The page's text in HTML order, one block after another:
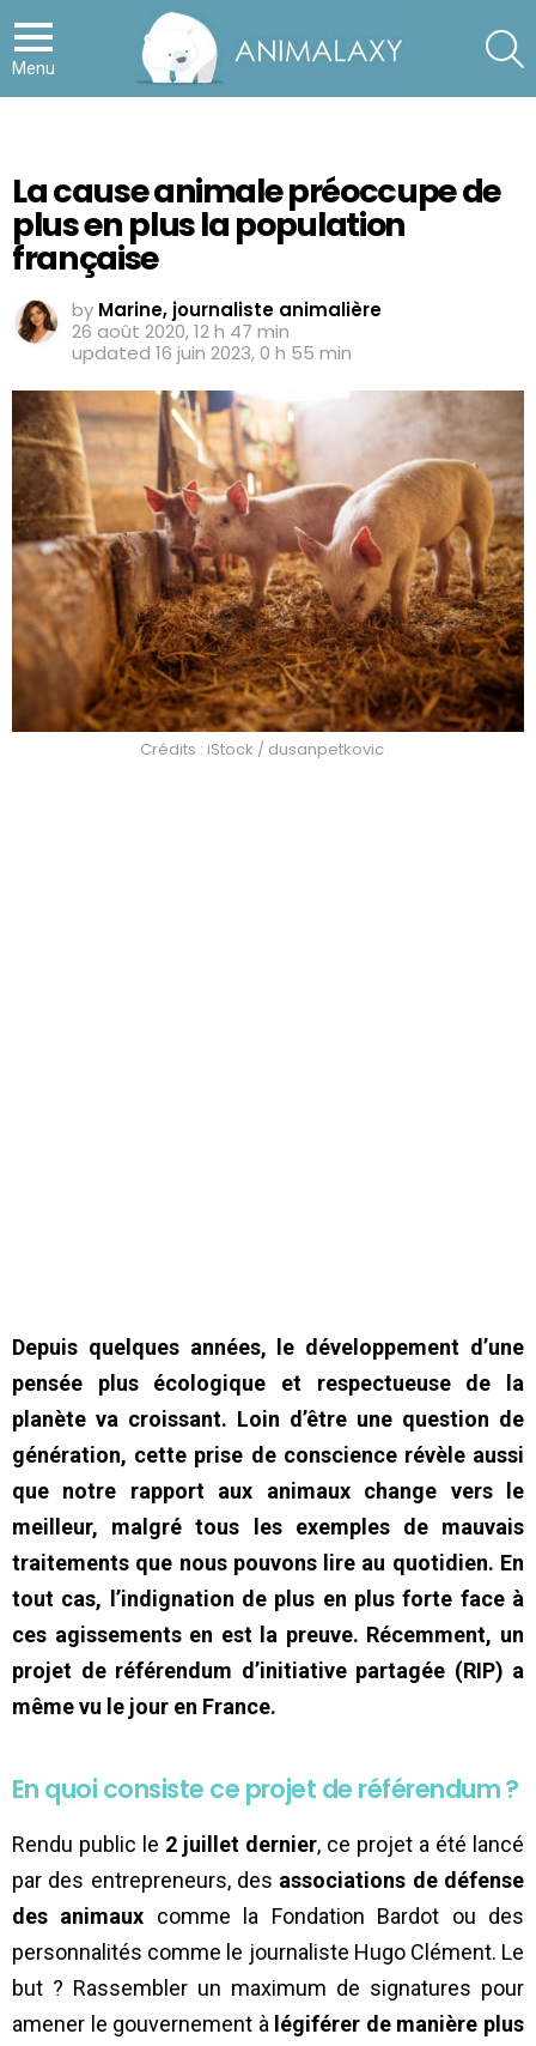
Menu
La cause animale préoccupe de
plus en plus la population
française
by Marine, journaliste animalière
26 août 2020, 12 h 47 min
updated 16 juin 2023, 0 h 55 min
Crédits : iStock / dusanpetkovic
Depuis quelques années, le développement d’une
pensée plus écologique et respectueuse de la
planète va croissant. Loin d’être une question de
génération, cette prise de conscience révèle aussi
que notre rapport aux animaux change vers le
meilleur, malgré tous les exemples de mauvais
traitements que nous pouvons lire au quotidien. En
tout cas, l’indignation de plus en plus forte face à
ces agissements en est la preuve. Récemment, un
projet de référendum d’initiative partagée (RIP) a
même vu le jour en France.
En quoi consiste ce projet de référendum ?
Rendu public le 2 juillet dernier, ce projet a été lancé
par des entrepreneurs, des associations de défense
des animaux comme la Fondation Bardot ou des
personnalités comme le journaliste Hugo Clément. Le
but ? Rassembler un maximum de signatures pour
amener le gouvernement àlégiférer de manière plus